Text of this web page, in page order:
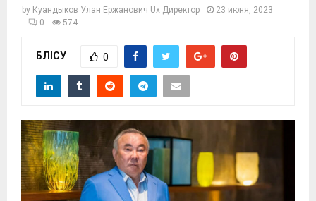
by Куандыков Улан Ержанович Ux Директор
23 июня, 2023
0
574
БӨЛІСУ 0